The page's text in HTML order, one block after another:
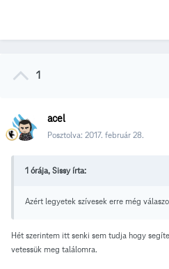
1
acel
Posztolva: 2017. február 28.
1 órája, Sissy írta:
Azért legyetek szívesek erre még
Hét szerintem itt senki sem tudja hogy
vetessük meg találomra.